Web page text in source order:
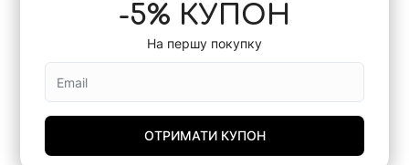
-5% КУПОН
На першу покупку
ОТРИМАТИ КУПОН